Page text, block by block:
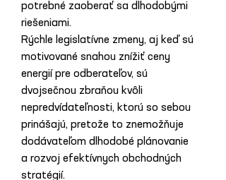
potrebné zaoberať sa dlhodobými
riešeniami.
Rýchle legislatívne zmeny, aj keď sú
motivované snahou znížiť ceny
energií pre odberateľov, sú
dvojsečnou zbraňou kvôli
nepredvídateľnosti, ktorú so sebou
prinášajú, pretože to znemožňuje
dodávateľom dlhodobé plánovanie
a rozvoj efektívnych obchodných
stratégií.